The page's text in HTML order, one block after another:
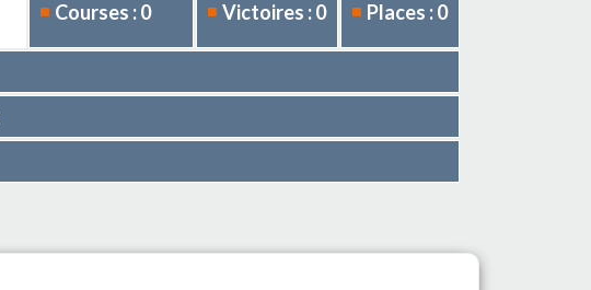
Courses : 0 Victoires : 0 Places : 0